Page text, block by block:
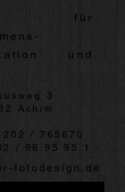
für
und
3
Achim
/ 765670
/ 96 95 95 1
fotodesign.de